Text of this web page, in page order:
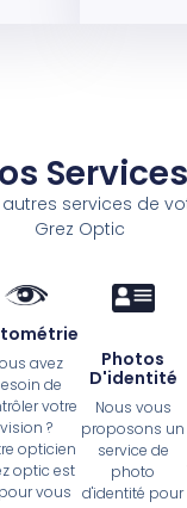
Services
services de
Grez Optic
avez
de
votre
vision ?
opticien
optic est
vous
Photos
D'identité
Nous vous
proposons un
service de
photo
d'identité pour